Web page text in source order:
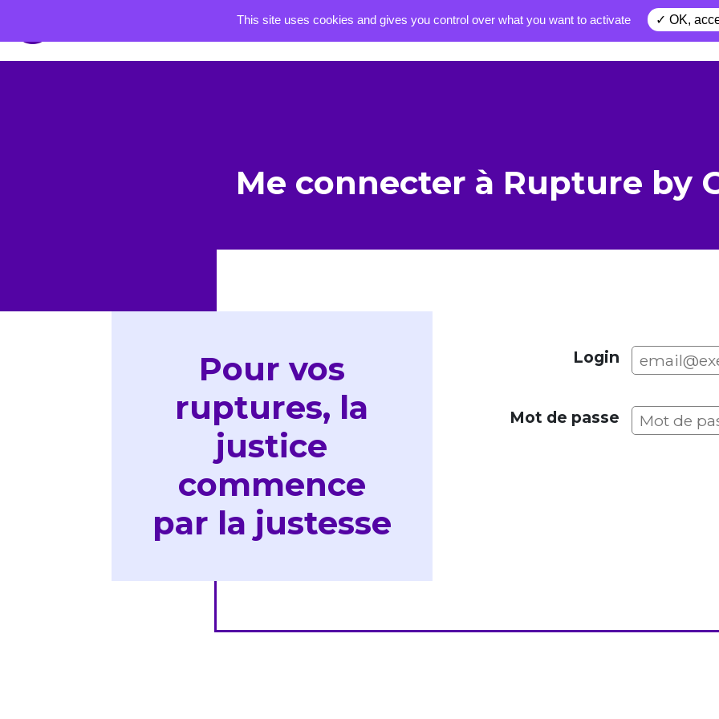
Comment ça marche ? Tarifs
Me connecter à Rupture by
Pour vos
ruptures, la
justice
commence
par la justesse
Login
Mot de passe
This site uses cookies and gives you control over what you want to activate OK,